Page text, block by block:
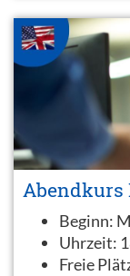
Abendkurs
Beginn:
Uhrzeit:
Freie